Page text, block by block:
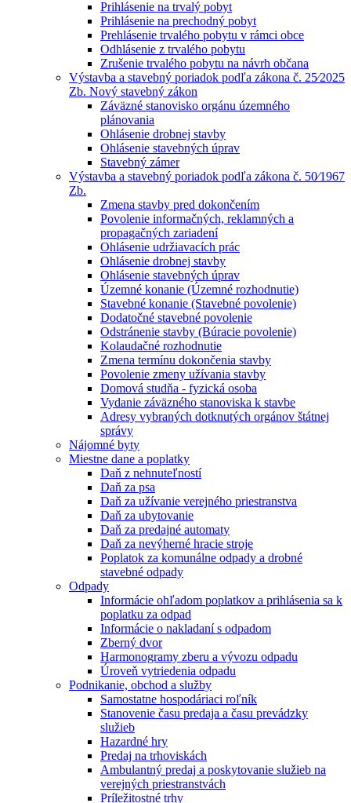
Prihlásenie na trvalý pobyt
Prihlásenie na prechodný pobyt
Prehlásenie trvalého pobytu v rámci obce
Odhlásenie z trvalého pobytu
Zrušenie trvalého pobytu na návrh občana
Výstavba a stavebný poriadok podľa zákona č. 25⁄2025
Zb. Nový stavebný zákon
Záväzné stanovisko orgánu územného
plánovania
Ohlásenie drobnej stavby
Ohlásenie stavebných úprav
Stavebný zámer
Výstavba a stavebný poriadok podľa zákona č. 50⁄1967
Zb.
Zmena stavby pred dokončením
Povolenie informačných, reklamných a
propagačných zariadení
Ohlásenie udržiavacích prác
Ohlásenie drobnej stavby
Ohlásenie stavebných úprav
Územné konanie (Územné rozhodnutie)
Stavebné konanie (Stavebné povolenie)
Dodatočné stavebné povolenie
Odstránenie stavby (Búracie povolenie)
Kolaudačné rozhodnutie
Zmena termínu dokončenia stavby
Povolenie zmeny užívania stavby
Domová studňa - fyzická osoba
Vydanie záväzného stanoviska k stavbe
Adresy vybraných dotknutých orgánov štátnej
správy
Nájomné byty
Miestne dane a poplatky
Daň z nehnuteľností
Daň za psa
Daň za užívanie verejného priestranstva
Daň za ubytovanie
Daň za predajné automaty
Daň za nevýherné hracie stroje
Poplatok za komunálne odpady a drobné
stavebné odpady
Odpady
Informácie ohľadom poplatkov a prihlásenia sa k
poplatku za odpad
Informácie o nakladaní s odpadom
Zberný dvor
Harmonogramy zberu a vývozu odpadu
Úroveň vytriedenia odpadu
Podnikanie, obchod a služby
Samostatne hospodáriaci roľník
Stanovenie času predaja a času prevádzky
služieb
Hazardné hry
Predaj na trhoviskách
Ambulantný predaj a poskytovanie služieb na
verejných priestranstvách
Príležitostné trhy